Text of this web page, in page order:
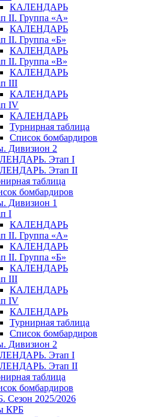
КАЛЕНДАРЬ
II. Группа «А»
КАЛЕНДАРЬ
II. Группа «Б»
КАЛЕНДАРЬ
II. Группа «В»
КАЛЕНДАРЬ
III
КАЛЕНДАРЬ
IV
КАЛЕНДАРЬ
Турнирная таблица
Список бомбардиров
Дивизион 2
Этап I
Этап II
таблица
бомбардиров
Дивизион 1
I
КАЛЕНДАРЬ
II. Группа «А»
КАЛЕНДАРЬ
II. Группа «Б»
КАЛЕНДАРЬ
III
КАЛЕНДАРЬ
IV
КАЛЕНДАРЬ
Турнирная таблица
Список бомбардиров
Дивизион 2
Этап I
Этап II
таблица
бомбардиров
Сезон 2025/2026
КРБ